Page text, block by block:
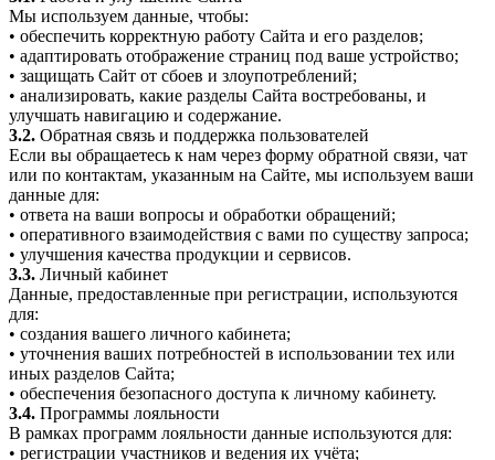
Мы используем данные, чтобы:
• обеспечить корректную работу Сайта и его разделов;
• адаптировать отображение страниц под ваше устройство;
• защищать Сайт от сбоев и злоупотреблений;
• анализировать, какие разделы Сайта востребованы, и
улучшать навигацию и содержание.
3.2. Обратная связь и поддержка пользователей
Если вы обращаетесь к нам через форму обратной связи, чат
или по контактам, указанным на Сайте, мы используем ваши
данные для:
• ответа на ваши вопросы и обработки обращений;
• оперативного взаимодействия с вами по существу запроса;
• улучшения качества продукции и сервисов.
3.3. Личный кабинет
Данные, предоставленные при регистрации, используются
для:
• создания вашего личного кабинета;
• уточнения ваших потребностей в использовании тех или
иных разделов Сайта;
• обеспечения безопасного доступа к личному кабинету.
3.4. Программы лояльности
В рамках программ лояльности данные используются для:
• регистрации участников и ведения их учёта;